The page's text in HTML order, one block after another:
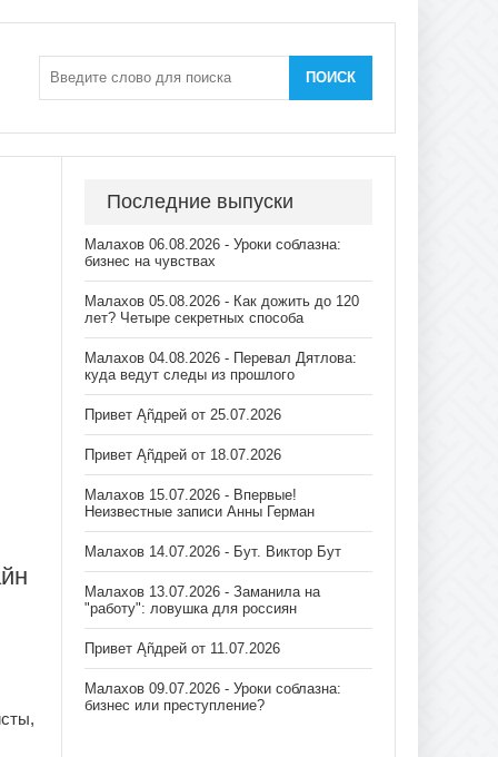
ПОИСК
Последние выпуски
Малахов 06.08.2026 - Уроки соблазна:
бизнес на чувствах
Малахов 05.08.2026 - Как дожить до 120
лет? Четыре секретных способа
Малахов 04.08.2026 - Перевал Дятлова:
куда ведут следы из прошлого
Привет Ąñдpей от 25.07.2026
Привет Ąñдpей от 18.07.2026
Малахов 15.07.2026 - Впервые!
Неизвестные записи Анны Герман
Малахов 14.07.2026 - Бут. Виктор Бут
Малахов 13.07.2026 - Заманила на
"работу": ловушка для россиян
Привет Ąñдpей от 11.07.2026
Малахов 09.07.2026 - Уроки соблазна:
бизнес или преступление?